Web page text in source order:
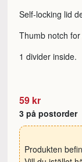
Self-locking lid
Thumb notch
1 divider inside.
59 kr
3 på postorder
Produkten